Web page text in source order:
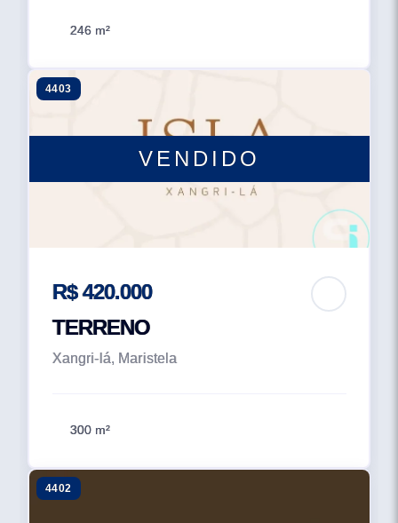
246 m²
VENDIDO
4403
R$ 420.000
TERRENO
Xangri-lá, Maristela
300 m²
4402